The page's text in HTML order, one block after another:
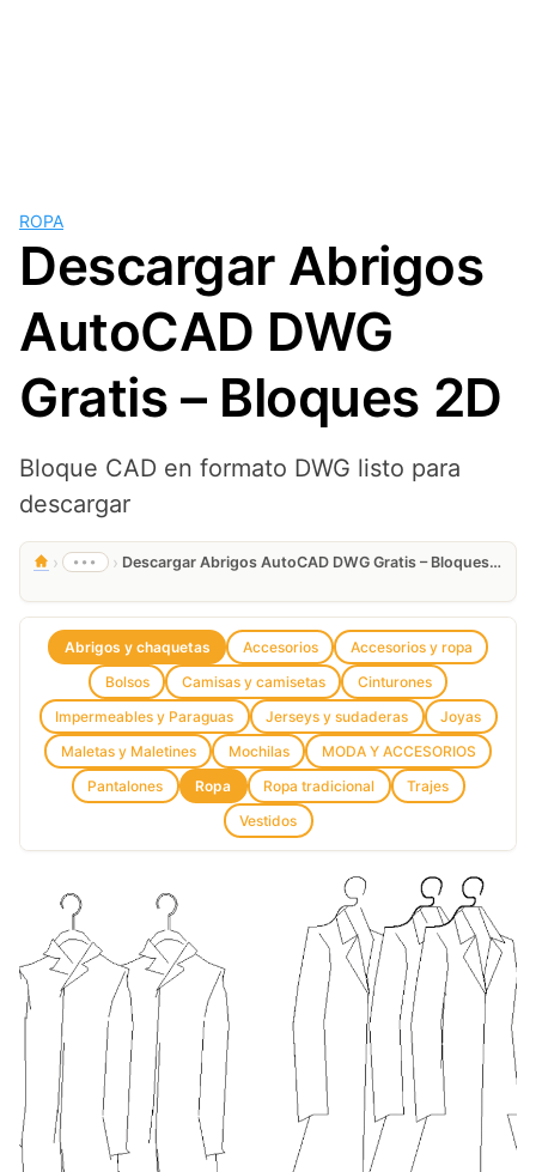
ROPA
Descargar Abrigos
AutoCAD DWG
Gratis – Bloques 2D
Bloque CAD en formato DWG listo para
descargar
› ••• › Descargar Abrigos AutoCAD DWG Gratis – Bloques 2D
Abrigos y chaquetas Accesorios
Accesorios y ropa
Bolsos
Camisas y camisetas
Cinturones
Impermeables y Paraguas
Jerseys y sudaderas
Joyas
Maletas y Maletines
Mochilas
MODA Y ACCESORIOS
Pantalones
Ropa Ropa tradicional
Trajes
Vestidos